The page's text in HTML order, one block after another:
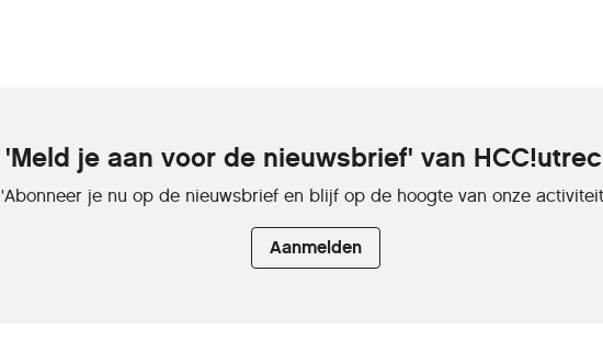
'Meld je aan voor de nieuwsbrief' van
'Abonneer je nu op de nieuwsbrief en blijf op de hoogte van onze
Aanmelden